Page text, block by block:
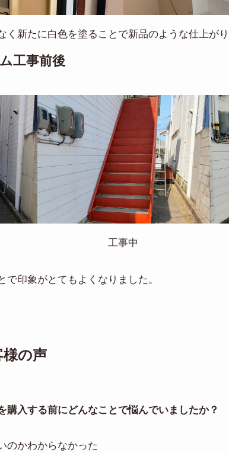
新たに白色を塗ることで新品のような仕上がり
工事前後
工事中
印象がとてもよくなりました。
の声
購入する前にどんなことで悩んでいましたか？
のかわからなかった